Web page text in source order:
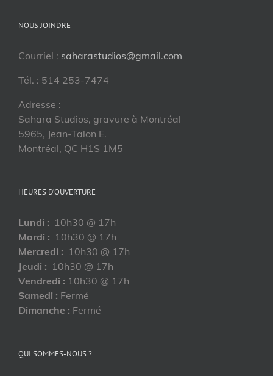
NOUS JOINDRE
Courriel : saharastudios@gmail.com
Tél. : 514 253-7474
Adresse :
Sahara Studios, gravure à Montréal
5965, Jean-Talon E.
Montréal, QC H1S 1M5
HEURES D’OUVERTURE
Lundi : 10h30 @ 17h
Mardi : 10h30 @ 17h
Mercredi : 10h30 @ 17h
Jeudi : 10h30 @ 17h
Vendredi : 10h30 @ 17h
Samedi : Fermé
Dimanche : Fermé
QUI SOMMES-NOUS ?